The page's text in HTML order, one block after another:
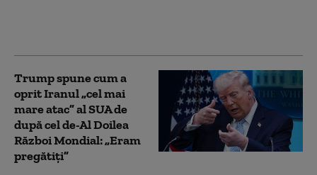
Trump spune cum a
oprit Iranul „cel mai
mare atac” al SUA de
după cel de-Al Doilea
Război Mondial: „Eram
pregătiți”